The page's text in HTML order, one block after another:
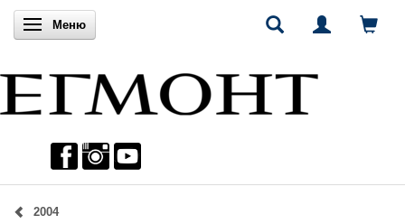
Включи навигацията
Меню
2004